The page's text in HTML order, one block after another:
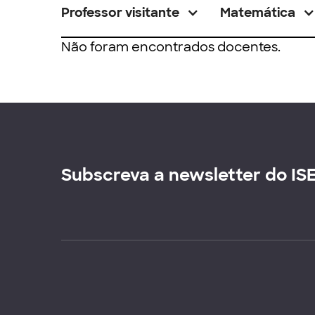
Professor visitante Matemática
Não foram encontrados docentes.
Subscreva a newsletter do